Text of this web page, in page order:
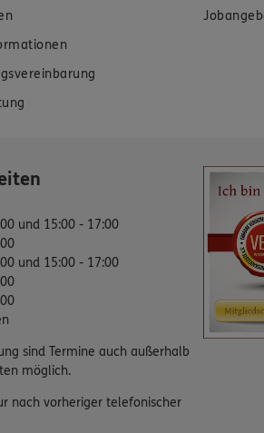
und 15:00 - 17:00
und 15:00 - 17:00
sind Termine auch außerhalb
möglich.
nach vorheriger telefonischer